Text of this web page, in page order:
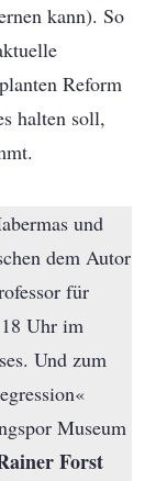
kann). So
Reform
halten soll,
und
dem Autor
für
Uhr im
Und zum
Museum
Forst